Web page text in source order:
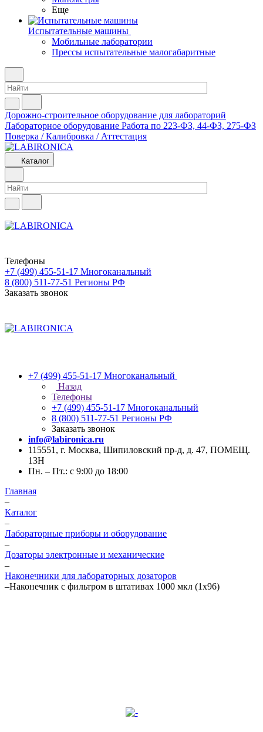
Еще
Испытательные машины
Мобильные лаборатории
Прессы испытательные малогабаритные
Дорожно-строительное оборудование для лабораторий
Лабораторное оборудование Работа по 223-ФЗ, 44-ФЗ, 275-ФЗ
Поверка / Калибровка / Аттестация
Каталог
Телефоны
+7 (499) 455-51-17 Многоканальный
8 (800) 511-77-51 Регионы РФ
Заказать звонок
+7 (499) 455-51-17 Многоканальный
Назад
Телефоны
+7 (499) 455-51-17 Многоканальный
8 (800) 511-77-51 Регионы РФ
Заказать звонок
info@labironica.ru
115551, г. Москва, Шипиловский пр-д, д. 47, ПОМЕЩ.
13Н
Пн. – Пт.: с 9:00 до 18:00
Главная
–
Каталог
–
Лабораторные приборы и оборудование
–
Дозаторы электронные и механические
–
Наконечники для лабораторных дозаторов
–Наконечник с фильтром в штативах 1000 мкл (1х96)